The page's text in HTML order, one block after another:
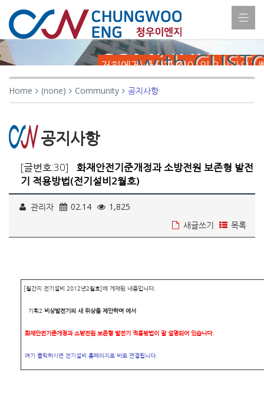
COMMUNITY
저희에게 궁금한 점이 있으신가요?
with
Home (none) Community 공지사항
공지사항
[글번호:30]
화재안전기준개정과 소방전원 보존형 발전
기 적용방법(전기설비2월호)
관리자 02.14
1,825
새글쓰기
목록
[월간지 전기설비 2012년2월호]에 게재된 내용입니다.
기획2 비상발전기의 새 위상을 제안하며 에서
화재안전기준개정과 소방전원 보존형 발전기 적용방법이 잘 설명되어 있습니다.
여기 클릭하시면 전기설비 홈페이지로 바로 연결됩니다.